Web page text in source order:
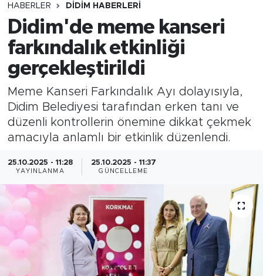
HABERLER DIDIM HABERLERI
Didim'de meme kanseri
farkındalık etkinliği
gerçekleştirildi
Meme Kanseri Farkındalık Ayı dolayısıyla,
Didim Belediyesi tarafından erken tanı ve
düzenli kontrollerin önemine dikkat çekmek
amacıyla anlamlı bir etkinlik düzenlendi.
25.10.2025 - 11:28
YAYINLANMA
25.10.2025 - 11:37
GÜNCELLEME